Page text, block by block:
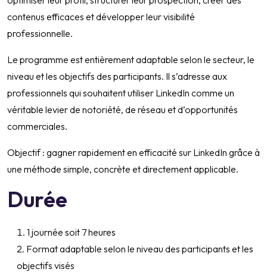
contenus efficaces et développer leur visibilité
professionnelle.
Le programme est entièrement adaptable selon le secteur, le
niveau et les objectifs des participants. Il s’adresse aux
professionnels qui souhaitent utiliser LinkedIn comme un
véritable levier de notoriété, de réseau et d’opportunités
commerciales.
Objectif : gagner rapidement en efficacité sur LinkedIn grâce à
une méthode simple, concrète et directement applicable.
Durée
1 journée soit 7 heures
Format adaptable selon le niveau des participants et les
objectifs visés